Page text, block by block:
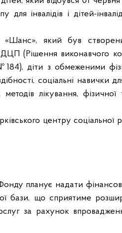
для інвалідів і дітей-
«Шанс», який був
(Рішення виконавчого
діти з обмеженими
соціальні навички
лікування, фізичної
центру соціальної
планує надати
бази, що сприятиме
за рахунок